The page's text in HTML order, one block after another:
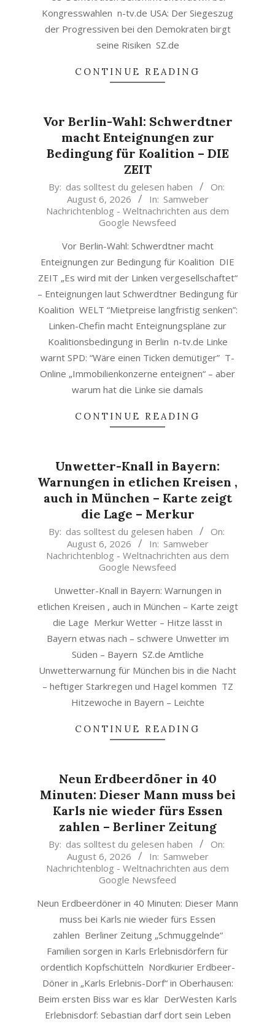
Kongresswahlen n-tv.de USA: Der Siegeszug
der Progressiven bei den Demokraten birgt
seine Risiken SZ.de
CONTINUE READING
Vor Berlin-Wahl: Schwerdtner
macht Enteignungen zur
Bedingung für Koalition – DIE
ZEIT
2026-
06
By: das solltest du gelesen haben
On:
August 6, 2026
In: Samweber
Nachrichtenblog - Weltnachrichten aus dem
Google Newsfeed
Vor Berlin-Wahl: Schwerdtner macht
Enteignungen zur Bedingung für Koalition DIE
ZEIT „Es wird mit der Linken vergesellschaftet“
– Enteignungen laut Schwerdtner Bedingung für
Koalition WELT “Mietpreise langfristig senken”:
Linken-Chefin macht Enteignungspläne zur
Koalitionsbedingung in Berlin n-tv.de Linke
warnt SPD: “Wäre einen Ticken demütiger” T-
Online „Immobilienkonzerne enteignen“ – aber
warum hat die Linke sie damals
CONTINUE READING
Unwetter-Knall in Bayern:
Warnungen in etlichen Kreisen ,
auch in München – Karte zeigt
die Lage – Merkur
2026-
06
By: das solltest du gelesen haben
On:
August 6, 2026
In: Samweber
Nachrichtenblog - Weltnachrichten aus dem
Google Newsfeed
Unwetter-Knall in Bayern: Warnungen in
etlichen Kreisen , auch in München – Karte zeigt
die Lage Merkur Wetter – Hitze lässt in
Bayern etwas nach – schwere Unwetter im
Süden – Bayern SZ.de Amtliche
Unwetterwarnung für München bis in die Nacht
– heftiger Starkregen und Hagel kommen TZ
Hitzewoche in Bayern – Leichte
CONTINUE READING
Neun Erdbeerdöner in 40
Minuten: Dieser Mann muss bei
Karls nie wieder fürs Essen
zahlen – Berliner Zeitung
2026-
06
By: das solltest du gelesen haben
On:
August 6, 2026
In: Samweber
Nachrichtenblog - Weltnachrichten aus dem
Google Newsfeed
Neun Erdbeerdöner in 40 Minuten: Dieser Mann
muss bei Karls nie wieder fürs Essen
zahlen Berliner Zeitung „Schmuggelnde“
Familien sorgen in Karls Erlebnisdörfern für
ordentlich Kopfschütteln Nordkurier Erdbeer-
Döner in „Karls Erlebnis-Dorf“ in Oberhausen:
Beim ersten Biss war es klar DerWesten Karls
Erlebnisdorf: Sebastian darf dort sein Leben